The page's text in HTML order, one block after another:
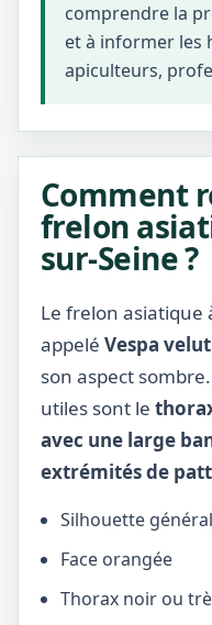
comprendre la
et à informer les
apiculteurs,
Comment
frelon
sur-Seine ?
Le frelon asiatique
appelé Vespa
son aspect
utiles sont le
avec une large
extrémités de
Silhouette
Face orangée
Thorax noir ou